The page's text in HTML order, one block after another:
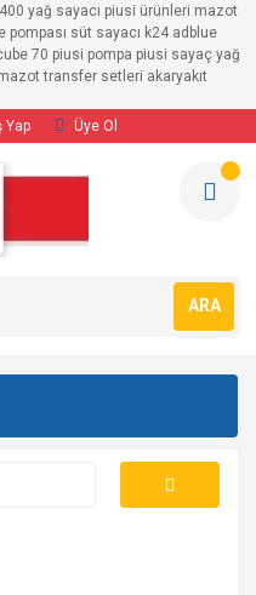
yağ sayacı piusi ürünleri mazot
pompası süt sayacı k24 adblue
70 piusi pompa piusi sayaç yağ
transfer setleri akaryakıt
Yap Üye Ol
ARA